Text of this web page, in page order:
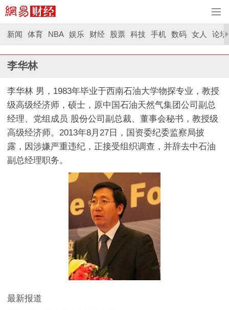
新闻 体育 NBA 娱乐 财经 股票 科技 手机 数码 女人 论坛
李华林
李华林 男，1983年毕业于西南石油大学物探专业，教授
级高级经济师，硕士，原中国石油天然气集团公司副总
经理、党组成员 股份公司副总裁、董事会秘书，教授级
高级经济师。2013年8月27日，国资委纪委监察局披
露，因涉嫌严重违纪，正接受组织调查，并辞去中石油
副总经理职务。
最新报道